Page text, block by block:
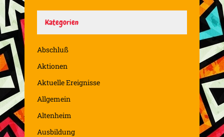
Kategorien
Abschluß
Aktionen
Aktuelle Ereignisse
Allgemein
Altenheim
Ausbildung